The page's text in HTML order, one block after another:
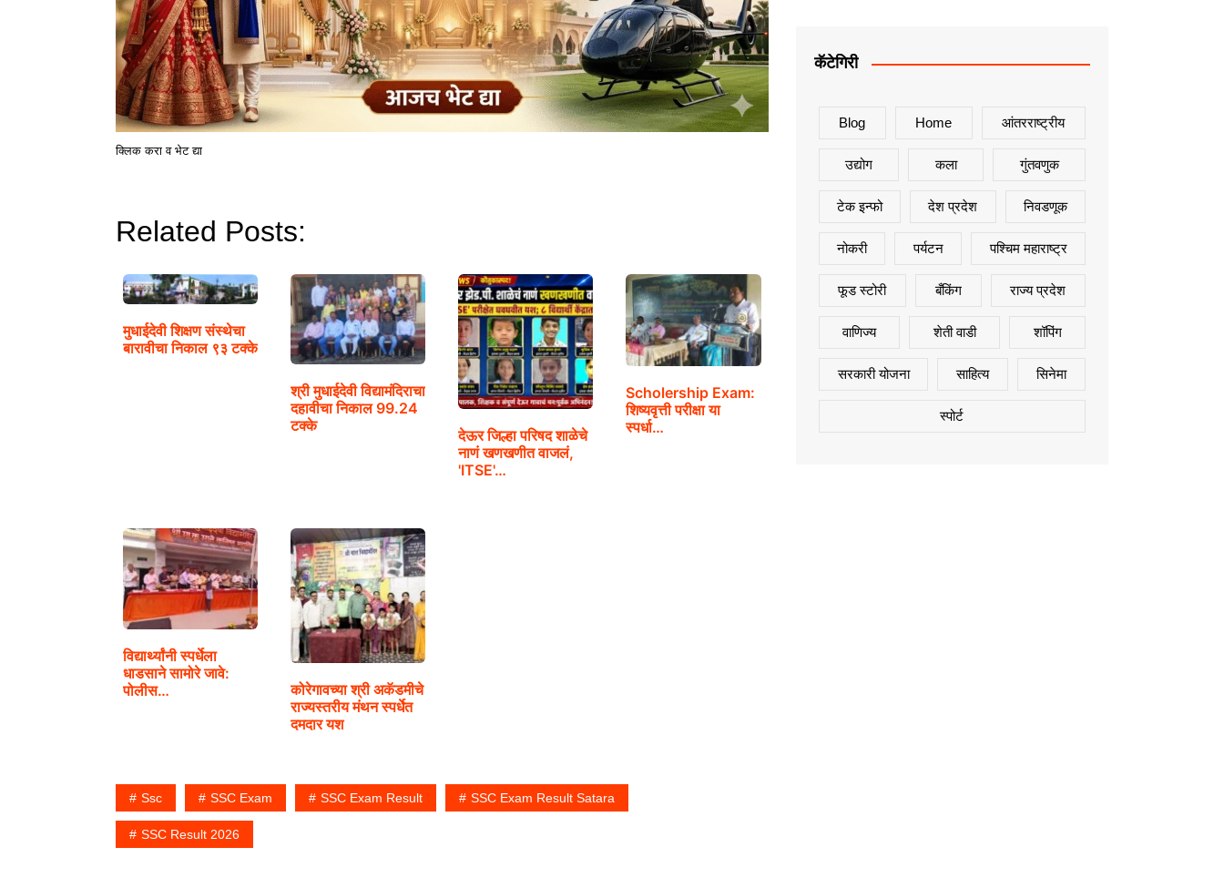
क्लिक करा व भेट द्या
Related Posts:
मुधाईदेवी शिक्षण संस्थेचा
बारावीचा निकाल ९३ टक्के
श्री मुधाईदेवी विद्यामंदिराचा
दहावीचा निकाल 99.24
टक्के
देऊर जिल्हा परिषद शाळेचे
नाणं खणखणीत वाजलं,
'ITSE'…
Scholership Exam:
शिष्यवृत्ती परीक्षा या
स्पर्धा…
विद्यार्थ्यांनी स्पर्धेला
धाडसाने सामोरे जावे:
पोलीस…
कोरेगावच्या श्री अकॅडमीचे
राज्यस्तरीय मंथन स्पर्धेत
दमदार यश
Ssc SSC Exam SSC Exam Result SSC Exam Result Satara
SSC Result 2026
कॅटेगिरी
Blog Home आंतरराष्ट्रीय
उद्योग कला गुंतवणुक
टेक इन्फो देश प्रदेश निवडणूक
नोकरी पर्यटन पश्चिम महाराष्ट्र
फूड स्टोरी बँकिंग राज्य प्रदेश
वाणिज्य शेती वाडी शॉपिंग
सरकारी योजना साहित्य सिनेमा
स्पोर्ट